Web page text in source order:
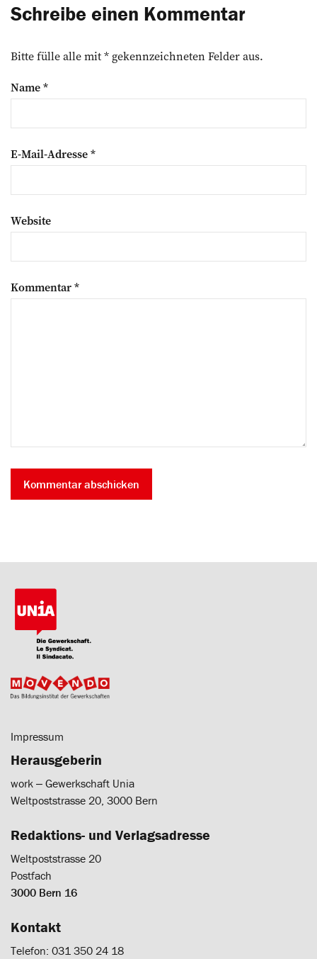
Schreibe einen Kommentar
Bitte fülle alle mit * gekennzeichneten Felder aus.
Name*
E-Mail-Adresse*
Website
Kommentar*
Impressum
Herausgeberin
work ‒ Gewerkschaft Unia
Weltpoststrasse 20, 3000 Bern
Redaktions- und Verlagsadresse
Weltpoststrasse 20
Postfach
3000 Bern 16
Kontakt
Telefon: 031 350 24 18